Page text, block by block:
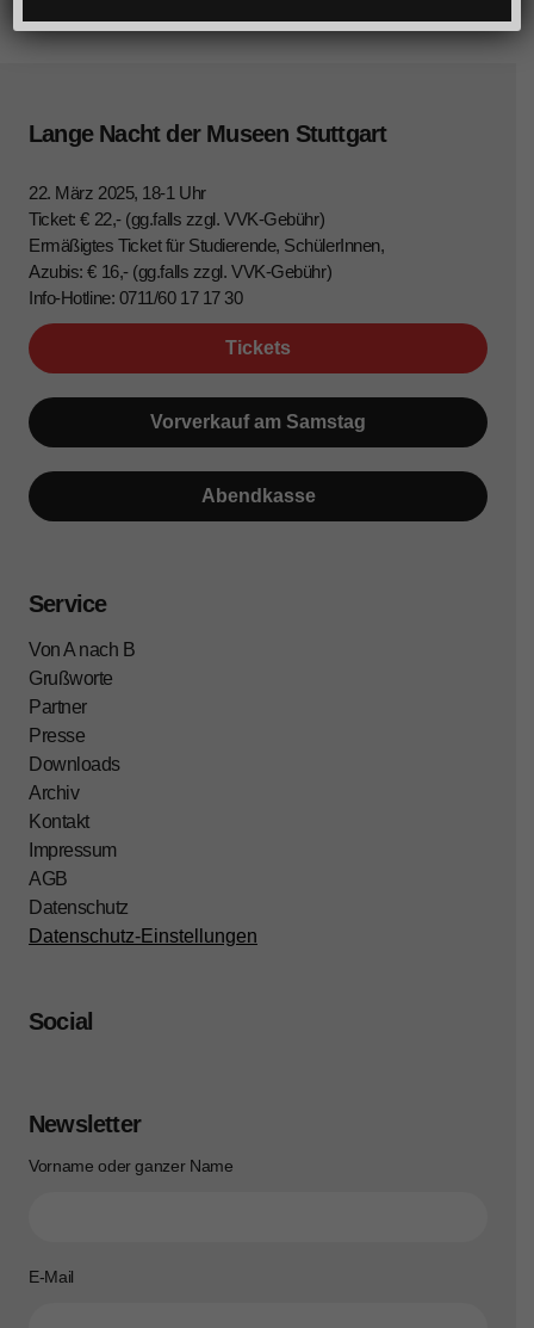
Lange Nacht der Museen Stuttgart
22. März 2025, 18-1 Uhr
Ticket: € 22,- (gg.falls zzgl. VVK-Gebühr)
Ermäßigtes Ticket für Studierende, SchülerInnen,
Azubis: € 16,- (gg.falls zzgl. VVK-Gebühr)
Info-Hotline: 0711/60 17 17 30
Tickets
Vorverkauf am Samstag
Abendkasse
Service
Von A nach B
Grußworte
Partner
Presse
Downloads
Archiv
Kontakt
Impressum
AGB
Datenschutz
Datenschutz-Einstellungen
Social
Newsletter
Vorname oder ganzer Name
E-Mail